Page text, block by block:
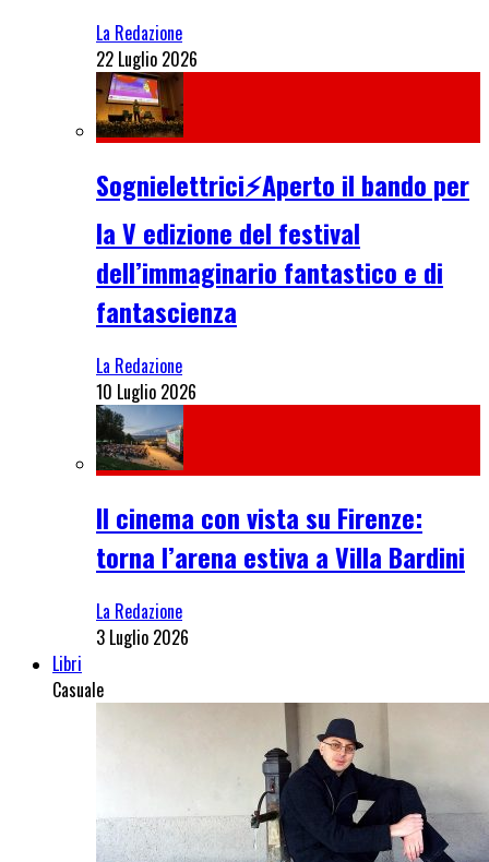
La Redazione
22 Luglio 2026
Sognielettrici⚡Aperto il bando per
la V edizione del festival
dell’immaginario fantastico e di
fantascienza
La Redazione
10 Luglio 2026
Il cinema con vista su Firenze:
torna l’arena estiva a Villa Bardini
La Redazione
3 Luglio 2026
Libri
Casuale